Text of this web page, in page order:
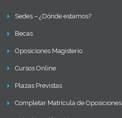
Sedes – ¿Dónde estamos?
Becas
Oposiciones Magisterio
Cursos Online
Plazas Previstas
Completar Matrícula de Oposiciones